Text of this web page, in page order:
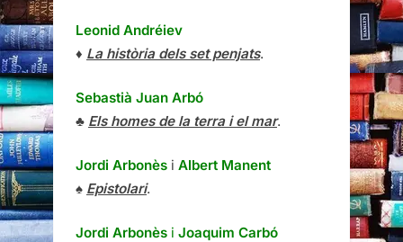
Leonid Andréiev
♦ La història dels set penjats.
Sebastià Juan Arbó
♣ Els homes de la terra i el mar.
Jordi Arbonès i Albert Manent
♠ Epistolari.
Jordi Arbonès i Joaquim Carbó